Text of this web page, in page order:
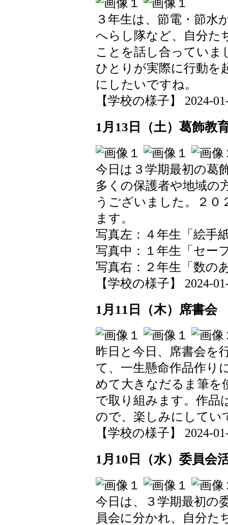
３年生は、節電・節水
へらし隊など、自分た
ことを話し合っていま
ひとりが実際に行動を
にしたいですね。
【学校の様子】 2024-
1月13日（土）葛飾教
今日は３学期最初の葛
多くの保護者や地域の
うございました。２０
ます。
写真左：４年生「絵手
写真中：１年生「セー
写真右：２年生「数の
【学校の様子】 2024-
1月11日（木）席書会
昨日と今日、席書会を
て、一生懸命作品作り
めて大きなだるま筆を
で取り組みます。作品
ので、楽しみにしてい
【学校の様子】 2024-
1月10日（水）委員会
今日は、３学期最初の
員会に分かれ、自分た